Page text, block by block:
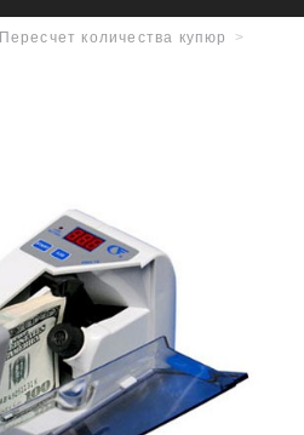
Пересчет количества купюр